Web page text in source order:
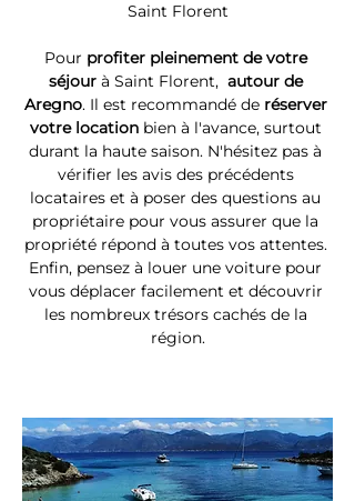
Saint Florent
Pour profiter pleinement de votre
séjour à Saint Florent, autour de
Aregno. Il est recommandé de réserver
votre location bien à l'avance, surtout
durant la haute saison. N'hésitez pas à
vérifier les avis des précédents
locataires et à poser des questions au
propriétaire pour vous assurer que la
propriété répond à toutes vos attentes.
Enfin, pensez à louer une voiture pour
vous déplacer facilement et découvrir
les nombreux trésors cachés de la
région.